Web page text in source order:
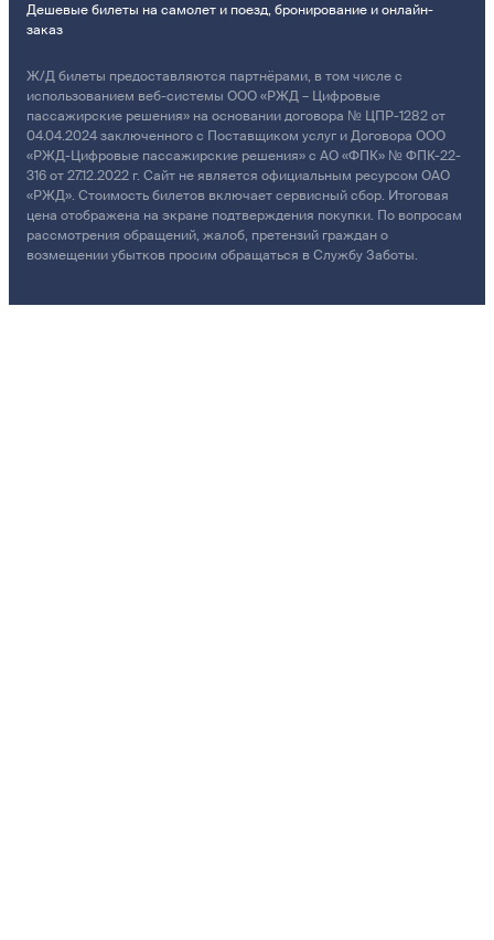
Дешевые билеты на самолет и поезд, бронирование и онлайн-
заказ
Ж/Д билеты предоставляются партнёрами, в том числе с
использованием веб-системы ООО «РЖД – Цифровые
пассажирские решения» на основании договора № ЦПР-1282 от
04.04.2024 заключенного с Поставщиком услуг и Договора ООО
«РЖД-Цифровые пассажирские решения» с АО «ФПК» № ФПК-22-
316 от 27.12.2022 г. Сайт не является официальным ресурсом ОАО
«РЖД». Стоимость билетов включает сервисный сбор. Итоговая
цена отображена на экране подтверждения покупки. По вопросам
рассмотрения обращений, жалоб, претензий граждан о
возмещении убытков просим обращаться в Службу Заботы.